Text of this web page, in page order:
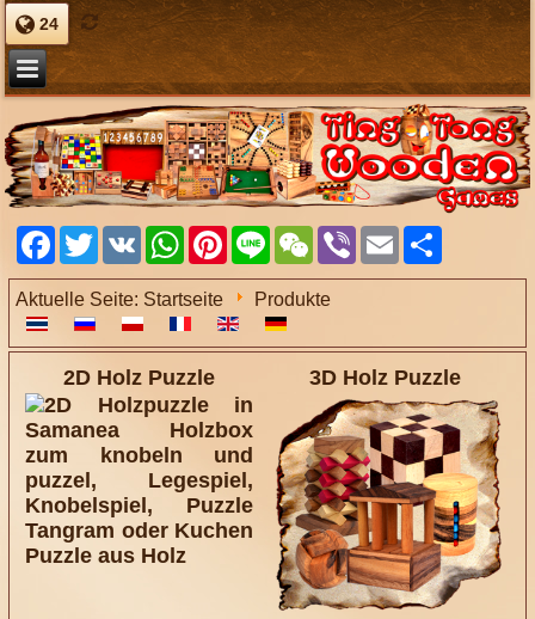
24
Facebook
TwitterVK WhatsAppPinterest
Line WeChatViber Email
Aktuelle Seite: Startseite Produkte
2D Holz Puzzle 3D Holz Puzzle